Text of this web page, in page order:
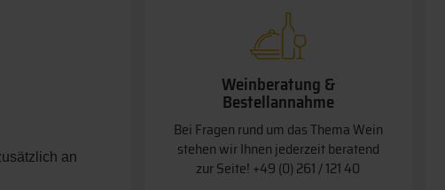
an
Weinberatung &
Bestellannahme
Bei Fragen rund um das Thema Wein
stehen wir Ihnen jederzeit beratend
zur Seite! +49 (0) 261 / 121 40